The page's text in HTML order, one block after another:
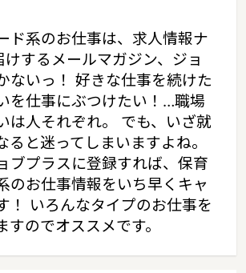
ド系のお仕事は、求人情報ナ
けするメールマガジン、ジョ
ないっ！ 好きな仕事を続けた
を仕事にぶつけたい！…職場
は人それぞれ。 でも、いざ就
ると迷ってしまいますよね。
ブプラスに登録すれば、保育
のお仕事情報をいち早くキャ
！ いろんなタイプのお仕事を
すのでオススメです。